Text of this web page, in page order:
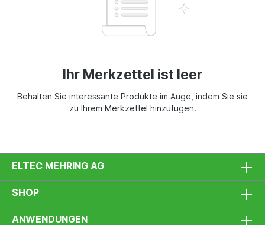
Ihr Merkzettel ist leer
Behalten Sie interessante Produkte im Auge, indem Sie sie
zu Ihrem Merkzettel hinzufügen.
ELTEC MEHRING AG
SHOP
ANWENDUNGEN